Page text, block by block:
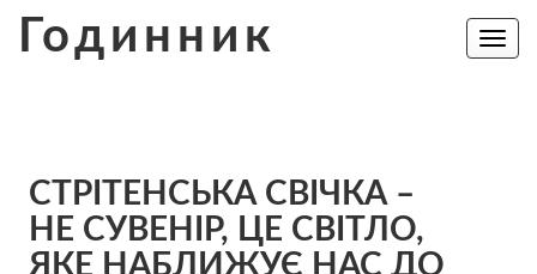
Годинник
Toggle
СТРІТЕНСЬКА СВІЧКА –
НЕ СУВЕНІР, ЦЕ СВІТЛО,
ЯКЕ НАБЛИЖУЄ НАС ДО